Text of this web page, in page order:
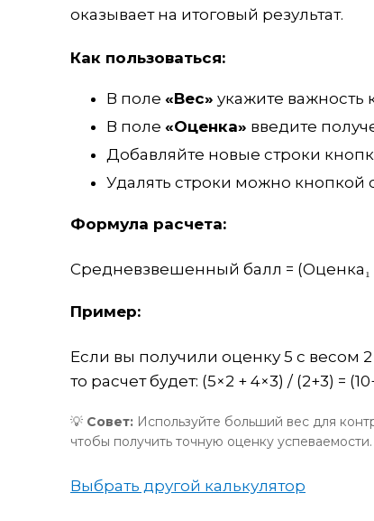
оказывает на итоговый результат.
Как пользоваться:
В поле «Вес» укажите важность
В поле «Оценка» введите
Добавляйте новые строки
Удалять строки можно кнопкой
Формула расчета:
Средневзвешенный балл = (Оценка₁ ×
Пример:
Если вы получили оценку 5 с весом
то расчет будет: (5×2 + 4×3) / (2+3) =
💡 Совет: Используйте больший вес для
чтобы получить точную оценку успеваемости.
Выбрать другой калькулятор